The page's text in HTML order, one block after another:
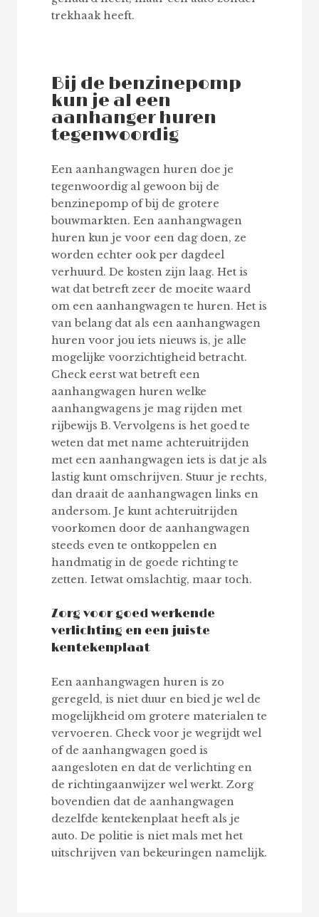
trekhaak heeft.
Bij de benzinepomp
kun je al een
aanhanger huren
tegenwoordig
Een aanhangwagen huren doe je
tegenwoordig al gewoon bij de
benzinepomp of bij de grotere
bouwmarkten. Een aanhangwagen
huren kun je voor een dag doen, ze
worden echter ook per dagdeel
verhuurd. De kosten zijn laag. Het is
wat dat betreft zeer de moeite waard
om een aanhangwagen te huren. Het is
van belang dat als een aanhangwagen
huren voor jou iets nieuws is, je alle
mogelijke voorzichtigheid betracht.
Check eerst wat betreft een
aanhangwagen huren welke
aanhangwagens je mag rijden met
rijbewijs B. Vervolgens is het goed te
weten dat met name achteruitrijden
met een aanhangwagen iets is dat je als
lastig kunt omschrijven. Stuur je rechts,
dan draait de aanhangwagen links en
andersom. Je kunt achteruitrijden
voorkomen door de aanhangwagen
steeds even te ontkoppelen en
handmatig in de goede richting te
zetten. Ietwat omslachtig, maar toch.
Zorg voor goed werkende
verlichting en een juiste
kentekenplaat
Een aanhangwagen huren is zo
geregeld, is niet duur en bied je wel de
mogelijkheid om grotere materialen te
vervoeren. Check voor je wegrijdt wel
of de aanhangwagen goed is
aangesloten en dat de verlichting en
de richtingaanwijzer wel werkt. Zorg
bovendien dat de aanhangwagen
dezelfde kentekenplaat heeft als je
auto. De politie is niet mals met het
uitschrijven van bekeuringen namelijk.